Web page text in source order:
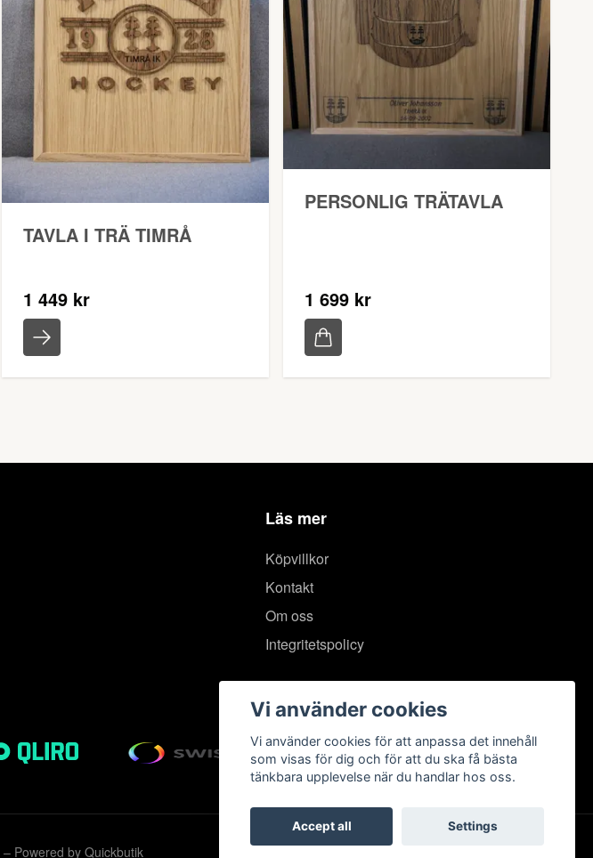
TAVLA I TRÄ TIMRÅ
1 449 kr
PERSONLIG TRÄTAVLA
1 699 kr
Läs mer
Köpvillkor
Kontakt
Om oss
Integritetspolicy
– Powered by Quickbutik
Vi använder cookies
Vi använder cookies för att anpassa det innehåll
som visas för dig och för att du ska få bästa
tänkbara upplevelse när du handlar hos oss.
Accept all Settings